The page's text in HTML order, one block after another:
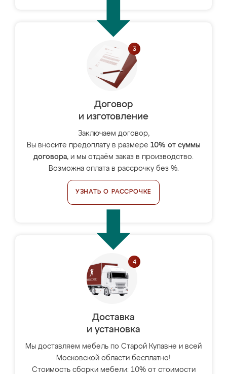
Договор
и изготовление
Заключаем договор,
Вы вносите предоплату в размере 10% от суммы
договора, и мы отдаём заказ в производство.
Возможна оплата в рассрочку без %.
УЗНАТЬ О РАССРОЧКЕ
Доставка
и установка
Мы доставляем мебель по Старой Купавне и всей
Московской области бесплатно!
Стоимость сборки мебели: 10% от стоимости